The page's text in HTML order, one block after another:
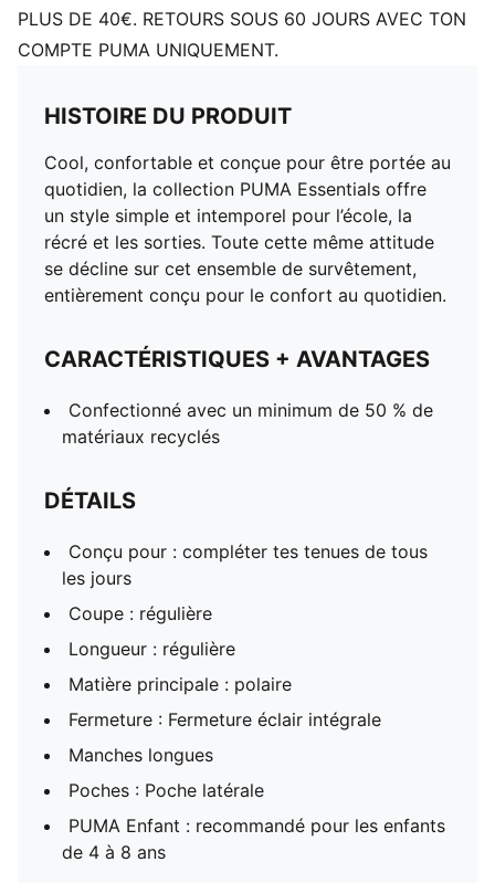
PLUS DE 40€. RETOURS SOUS 60 JOURS AVEC TON
COMPTE PUMA UNIQUEMENT.
HISTOIRE DU PRODUIT
Cool, confortable et conçue pour être portée au
quotidien, la collection PUMA Essentials offre
un style simple et intemporel pour l’école, la
récré et les sorties. Toute cette même attitude
se décline sur cet ensemble de survêtement,
entièrement conçu pour le confort au quotidien.
CARACTÉRISTIQUES + AVANTAGES
Confectionné avec un minimum de 50 % de
matériaux recyclés
DÉTAILS
Conçu pour : compléter tes tenues de tous
les jours
Coupe : régulière
Longueur : régulière
Matière principale : polaire
Fermeture : Fermeture éclair intégrale
Manches longues
Poches : Poche latérale
PUMA Enfant : recommandé pour les enfants
de 4 à 8 ans